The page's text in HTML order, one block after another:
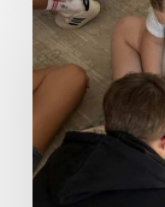
alt
wird
wertvoll